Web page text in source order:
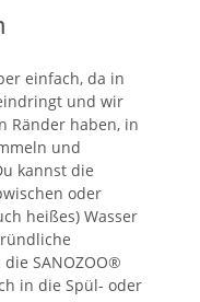
einfach, da in
und wir
Ränder haben, in
und
kannst die
oder
heißes) Wasser
SANOZOO®
in die Spül- oder